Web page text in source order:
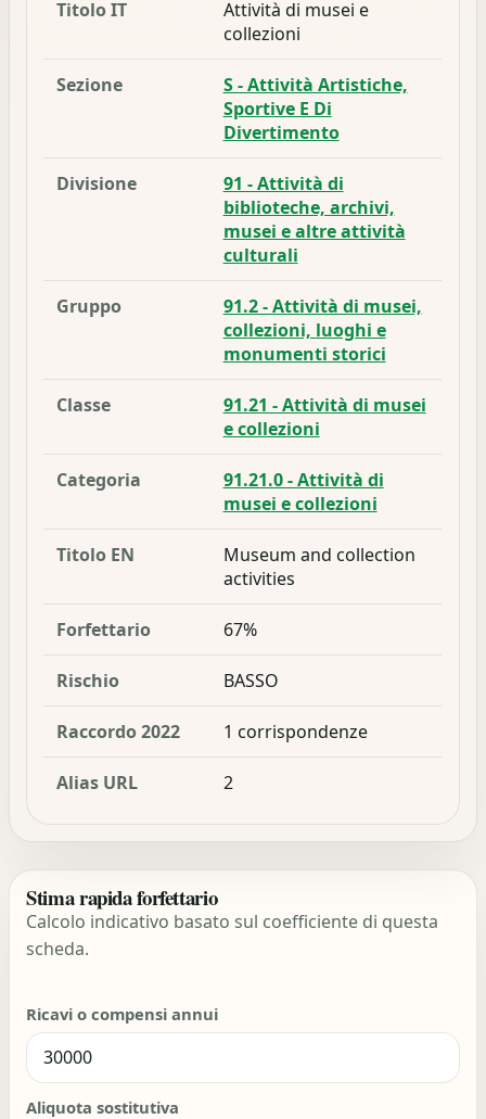
Titolo IT
Attività di musei e
collezioni
Sezione
S - Attività Artistiche,
Sportive E Di
Divertimento
Divisione
91 - Attività di
biblioteche, archivi,
musei e altre attività
culturali
Gruppo
91.2 - Attività di musei,
collezioni, luoghi e
monumenti storici
Classe
91.21 - Attività di musei
e collezioni
Categoria
91.21.0 - Attività di
musei e collezioni
Titolo EN
Museum and collection
activities
Forfettario 67%
Rischio BASSO
Raccordo 2022 1 corrispondenze
Alias URL 2
Stima rapida forfettario
Calcolo indicativo basato sul coefficiente di questa
scheda.
Ricavi o compensi annui
Aliquota sostitutiva